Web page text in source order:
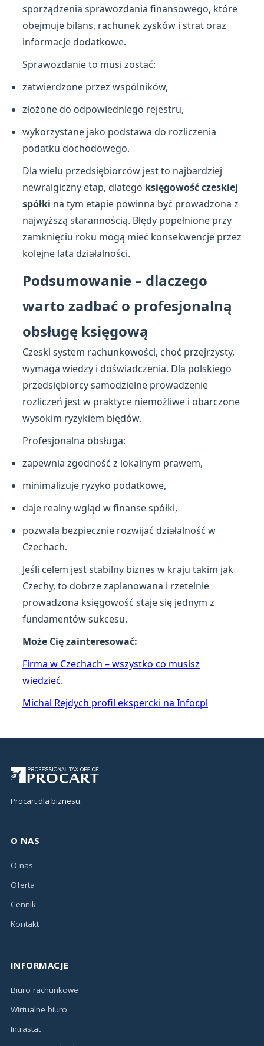
sporządzenia sprawozdania finansowego, które
obejmuje bilans, rachunek zysków i strat oraz
informacje dodatkowe.
Sprawozdanie to musi zostać:
zatwierdzone przez wspólników,
złożone do odpowiedniego rejestru,
wykorzystane jako podstawa do rozliczenia
podatku dochodowego.
Dla wielu przedsiębiorców jest to najbardziej
newralgiczny etap, dlatego księgowość czeskiej
spółki na tym etapie powinna być prowadzona z
najwyższą starannością. Błędy popełnione przy
zamknięciu roku mogą mieć konsekwencje przez
kolejne lata działalności.
Podsumowanie – dlaczego
warto zadbać o profesjonalną
obsługę księgową
Czeski system rachunkowości, choć przejrzysty,
wymaga wiedzy i doświadczenia. Dla polskiego
przedsiębiorcy samodzielne prowadzenie
rozliczeń jest w praktyce niemożliwe i obarczone
wysokim ryzykiem błędów.
Profesjonalna obsługa:
zapewnia zgodność z lokalnym prawem,
minimalizuje ryzyko podatkowe,
daje realny wgląd w finanse spółki,
pozwala bezpiecznie rozwijać działalność w
Czechach.
Jeśli celem jest stabilny biznes w kraju takim jak
Czechy, to dobrze zaplanowana i rzetelnie
prowadzona księgowość staje się jednym z
fundamentów sukcesu.
Może Cię zainteresować:
Firma w Czechach – wszystko co musisz
wiedzieć.
Michal Rejdych profil ekspercki na Infor.pl
Procart dla biznesu.
O NAS
O nas
Oferta
Cennik
Kontakt
INFORMACJE
Biuro rachunkowe
Wirtualne biuro
Intrastat